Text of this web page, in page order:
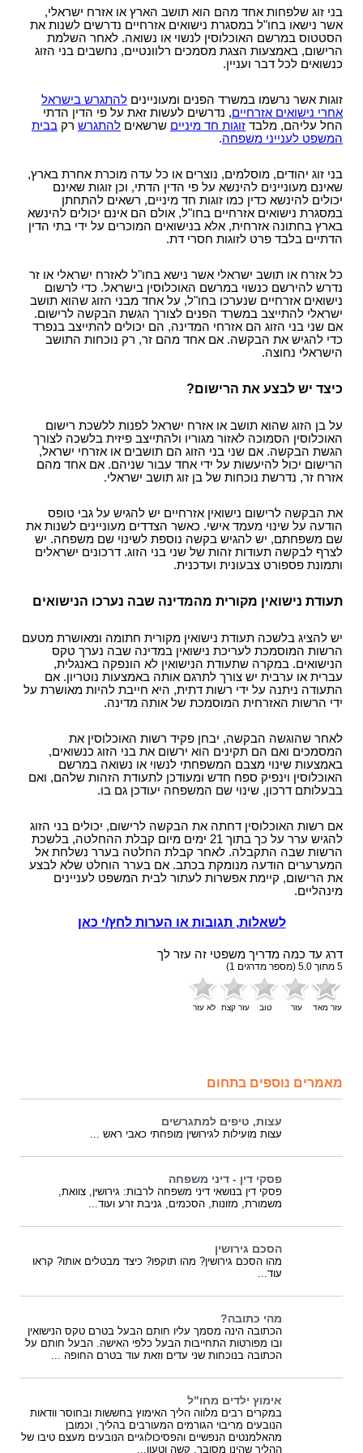
אי תשלום מזונות
מאסר עקב אי תשלום מזונות
מה ניתן להכיל בהסכם ממון?
שינוי הסכם ממון
הסכם לחיים משותפים
מתי חשוב לעשות צוואה
סוגי צוואות
התנגדות לצוואה
צו ירושה
צו קיום צוואה
בני זוג שלפחות אחד מהם הוא תושב הארץ או אזרח ישראלי,
אשר נישאו בחו"ל במסגרת נישואים אזרחיים נדרשים לשנות את
הסטטוס במרשם האוכלוסין לנשוי או נשואה. לאחר השלמת
הרישום, באמצעות הצגת מסמכים רלוונטיים, נחשבים בני הזוג
כנשואים לכל דבר ועניין.
זוגות אשר נרשמו במשרד הפנים ומעוניינים להתגרש בישראל
אחרי נישואים אזרחיים, נדרשים לעשות זאת על פי הדין הדתי
החל עליהם, מלבד זוגות חד מיניים שרשאים להתגרש רק בבית
המשפט לענייני משפחה.
בני זוג יהודים, מוסלמים, נוצרים או כל עדה מוכרת אחרת בארץ,
שאינם מעוניינים להינשא על פי הדין הדתי, וכן זוגות שאינם
יכולים להינשא כדין כמו זוגות חד מיניים, רשאים להתחתן
במסגרת נישואים אזרחיים בחו"ל, אולם הם אינם יכולים להינשא
בארץ בחתונה אזרחית, אלא בנישואים המוכרים על ידי בתי הדין
הדתיים בלבד פרט לזוגות חסרי דת.
כל אזרח או תושב ישראלי אשר נישא בחו"ל לאזרח ישראלי או זר
נדרש להירשם כנשוי במרשם האוכלוסין בישראל. כדי לרשום
נישואים אזרחיים שנערכו בחו"ל, על אחד מבני הזוג שהוא תושב
ישראלי להתייצב במשרד הפנים לצורך הגשת הבקשה לרישום.
אם שני בני הזוג הם אזרחי המדינה, הם יכולים להתייצב בנפרד
כדי להגיש את הבקשה. אם אחד מהם זר, רק נוכחות התושב
הישראלי נחוצה.
כיצד יש לבצע את הרישום?
על בן הזוג שהוא תושב או אזרח ישראל לפנות ללשכת רישום
האוכלוסין הסמוכה לאזור מגוריו ולהתייצב פיזית בלשכה לצורך
הגשת הבקשה. אם שני בני הזוג הם תושבים או אזרחי ישראל,
הרישום יכול להיעשות על ידי אחד עבור שניהם. אם אחד מהם
אזרח זר, נדרשת נוכחות של בן זוג תושב ישראלי.
את הבקשה לרישום נישואין אזרחיים יש להגיש על גבי טופס
הודעה על שינוי מעמד אישי. כאשר הצדדים מעוניינים לשנות את
שם משפחתם, יש להגיש בקשה נוספת לשינוי שם משפחה. יש
לצרף לבקשה תעודות זהות של שני בני הזוג. דרכונים ישראלים
ותמונת פספורט צבעונית ועדכנית.
תעודת נישואין מקורית מהמדינה שבה נערכו הנישואים
יש להציג בלשכה תעודת נישואין מקורית חתומה ומאושרת מטעם
הרשות המוסמכת לעריכת נישואין במדינה שבה נערך טקס
הנישואים. במקרה שתעודת הנישואין לא הונפקה באנגלית,
עברית או ערבית יש צורך לתרגם אותה באמצעות נוטריון. אם
התעודה ניתנה על ידי רשות דתית, היא חייבת להיות מאושרת על
ידי הרשות האזרחית המוסמכת של אותה מדינה.
לאחר שהוגשה הבקשה, יבחן פקיד רשות האוכלוסין את
המסמכים ואם הם תקינים הוא ירשום את בני הזוג כנשואים,
באמצעות שינוי מצבם המשפחתי לנשוי או נשואה במרשם
האוכלוסין וינפיק ספח חדש ומעודכן לתעודת הזהות שלהם, ואם
בבעלותם דרכון, שינוי שם המשפחה יעודכן גם בו.
אם רשות האוכלוסין דחתה את הבקשה לרישום, יכולים בני הזוג
להגיש ערר על כך בתוך 21 ימים מיום קבלת ההחלטה, בלשכת
הרשות שבה התקבלה. לאחר קבלת החלטה בערר נשלחת אל
המערערים הודעה מנומקת בכתב. אם בערר הוחלט שלא לבצע
את הרישום, קיימת אפשרות לעתור לבית המשפט לעניינים
מינהליים.
לשאלות, תגובות או הערות לחץ/י כאן
דרג עד כמה מדריך משפטי זה עזר לך
5 מתוך 5.0 (מספר מדרגים 1
)
עזר מאד עזר טוב עזר קצת לא עזר
מאמרים נוספים בתחום
עצות, טיפים למתגרשים
עצות מועילות לגירושין מופחתי כאבי ראש ...
פסקי דין - דיני משפחה
פסקי דין בנושאי דיני משפחה לרבות: גירושין, צוואת,
משמורת, מזונות, הסכמים, גניבת זרע ועוד...
הסכם גירושין
מהו הסכם גירושין? מהו תוקפו? כיצד מבטלים אותו? קראו
עוד...
מהי כתובה?
הכתובה הינה מסמך עליו חותם הבעל בטרם טקס הנישואין
ובו מפורטות התחייבות הבעל כלפי האישה. הבעל חותם על
הכתובה בנוכחות שני עדים וזאת עוד בטרם החופה ...
אימוץ ילדים מחו"ל
במקרים רבים מלווה הליך האימוץ בחששות ובחוסר וודאות
הנובעים מריבוי הגורמים המעורבים בהליך, וכמובן
מהאלמנטים הנפשיים והפסיכולוגיים הנובעים מעצם טיבו של
ההליך שהינו מסובך, קשה וטעון...